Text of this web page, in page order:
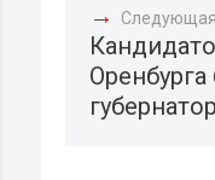
→ Следующая
Оренбурга